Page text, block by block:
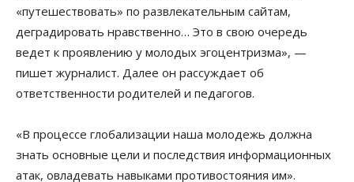
«путешествовать» по развлекательным сайтам,
деградировать нравственно… Это в свою очередь
ведет к проявлению у молодых эгоцентризма», —
пишет журналист. Далее он рассуждает об
ответственности родителей и педагогов.
«В процессе глобализации наша молодежь должна
знать основные цели и последствия информационных
атак, овладевать навыками противостояния им».